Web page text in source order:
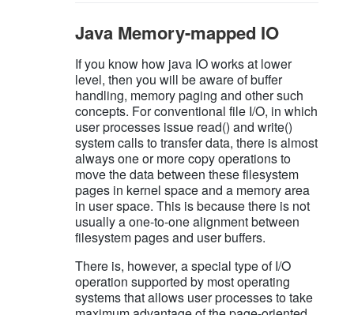
Java Memory-mapped IO
If you know how java IO works at lower
level, then you will be aware of buffer
handling, memory paging and other such
concepts. For conventional file I/O, in which
user processes issue read() and write()
system calls to transfer data, there is almost
always one or more copy operations to
move the data between these filesystem
pages in kernel space and a memory area
in user space. This is because there is not
usually a one-to-one alignment between
filesystem pages and user buffers.
There is, however, a special type of I/O
operation supported by most operating
systems that allows user processes to take